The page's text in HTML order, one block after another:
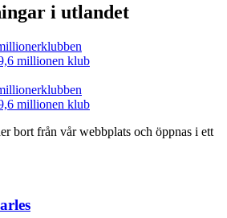
i utlandet
millionen klub
millionen klub
bort från vår webbplats och öppnas i ett